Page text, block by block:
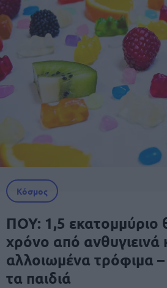
Κόσμος
ΠΟΥ: 1,5 εκατομμύριο
χρόνο από ανθυγιεινά
αλλοιωμένα τρόφιμα –
τα παιδιά